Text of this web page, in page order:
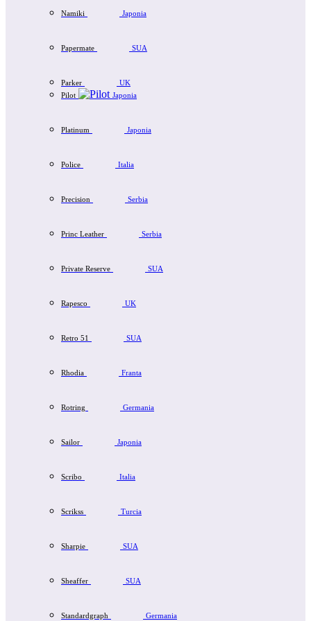
Namiki Japonia
Papermate SUA
Parker
UK
Pilot
Japonia
Platinum Japonia
Police Italia
Precision Serbia
Princ Leather Serbia
Private Reserve SUA
Rapesco UK
Retro 51 SUA
Rhodia Franta
Rotring Germania
Sailor Japonia
Scribo Italia
Scrikss Turcia
Sharpie SUA
Sheaffer SUA
Standardgraph Germania